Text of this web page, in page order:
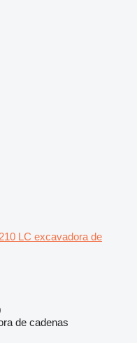
LC excavadora de
de cadenas